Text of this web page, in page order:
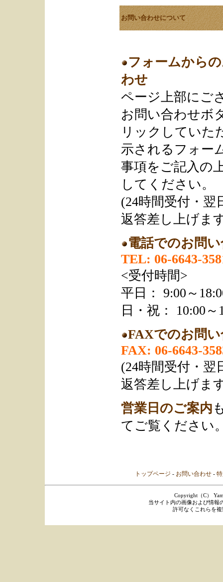
お問い合わせについて
フォームから
わせ
ページ上部にご
お問い合わせボ
リックしていた
示されるフォー
事項をご記入の
してください。
(24時間受付・翌
返答差し上げま
電話でのお問
TEL: 06-6643-
<受付時間>
平日： 9:00～
日・祝： 10:00～
FAXでのお問
FAX: 06-6643-
(24時間受付・翌
返答差し上げま
営業日のご案内
てご覧ください
トップページ - お問い合わせ -
Copyright（C）
当サイト内の画像および情報
許可なくこれらを